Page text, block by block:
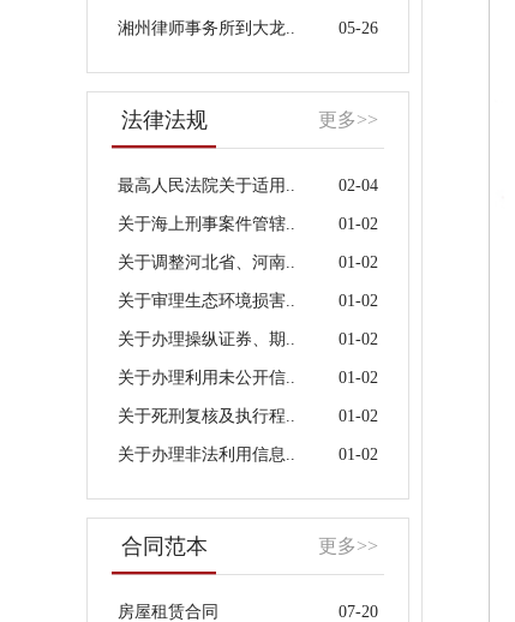
湘州律师事务所到大龙.. 05-26
法律法规 更多>>
最高人民法院关于适用.. 02-04
关于海上刑事案件管辖.. 01-02
关于调整河北省、河南.. 01-02
关于审理生态环境损害.. 01-02
关于办理操纵证券、期.. 01-02
关于办理利用未公开信.. 01-02
关于死刑复核及执行程.. 01-02
关于办理非法利用信息.. 01-02
合同范本 更多>>
房屋租赁合同 07-20